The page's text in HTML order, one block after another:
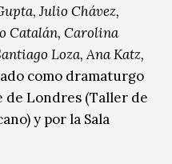
,Julio Chávez,
Catalán, Carolina
Loza, Ana Katz,
como dramaturgo
de Londres (Taller de
y por la Sala